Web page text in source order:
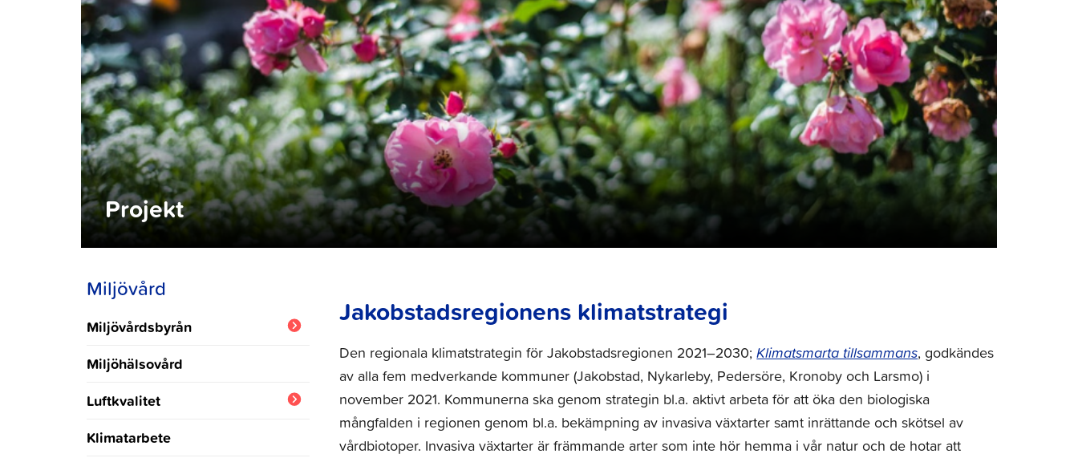
Projekt
Miljövård
Miljövårdsbyrån
Aktuellt
Miljöhälsovård
Luftkvalitet
Luftkvalitetens årsrapporter
Klimatarbete
Jakobstadsregionens klimatstrategi
Den regionala klimatstrategin för Jakobstadsregionen 2021–2030;Klimatsmarta tillsammans, godkändes
av alla fem medverkande kommuner (Jakobstad, Nykarleby, Pedersöre, Kronoby och Larsmo) i
november 2021. Kommunerna ska genom strategin bl.a. aktivt arbeta för att öka den biologiska
mångfalden i regionen genom bl.a. bekämpning av invasiva växtarter samt inrättande och skötsel av
vårdbiotoper. Invasiva växtarter är främmande arter som inte hör hemma i vår natur och de hotar att